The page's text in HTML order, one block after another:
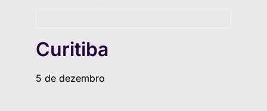
Curitiba
5 de dezembro